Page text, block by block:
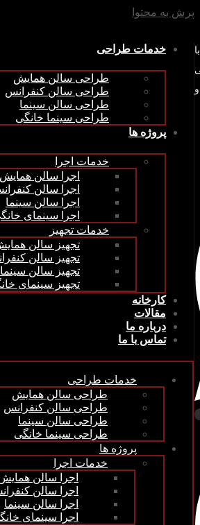
به محتوا
خدمات طراحی
طراحی سالن همایش
طراحی سالن کنفرانس
طراحی سالن سینما
طراحی سینما خانگی
پروژه ها
خدمات اجرا
اجرا سالن همایش
اجرا سالن کنفرانس
اجرا سالن سینما
اجرا سینمای خانگی
خدمات تجهیز
تجهیز سالن همایش
تجهیز سالن کنفرانس
تجهیز سالن سینما
تجهیز سینمای خانگی
کارخانه
مقالات
درباره ما
تماس با ما
خدمات طراحی
طراحی سالن همایش
طراحی سالن کنفرانس
طراحی سالن سینما
طراحی سینما خانگی
پروژه ها
خدمات اجرا
اجرا سالن همایش
اجرا سالن کنفرانس
اجرا سالن سینما
اجرا سینمای خانگی